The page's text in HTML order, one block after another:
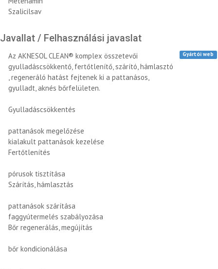
Szalicilsav
Javallat / Felhasználási javaslat
Az AKNESOL CLEAN® komplex összetevői
gyulladáscsökkentő, fertőtlenítő, szárító, hámlasztó
, regeneráló hatást fejtenek ki a pattanásos,
gyulladt, aknés bőrfelületen.
Gyulladáscsökkentés
pattanások megelőzése
kialakult pattanások kezelése
Fertőtlenítés
pórusok tisztítása
Szárítás, hámlasztás
pattanások szárítása
faggyútermelés szabályozása
Bőr regenerálás, megújítás
bőr kondicionálása
Gyártói web